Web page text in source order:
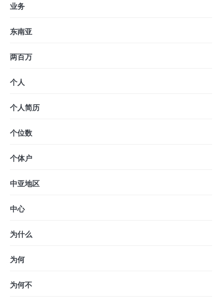
业务
东南亚
两百万
个人
个人简历
个位数
个体户
中亚地区
中心
为什么
为何
为何不